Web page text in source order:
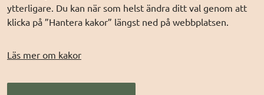
ytterligare. Du kan när som helst ändra ditt val genom att
klicka på ”Hantera kakor” längst ned på webbplatsen.
Läs mer om kakor
DIGG på
PressMachine
DIGG på
Digg play
Sveriges dataportal
Sweden Connect